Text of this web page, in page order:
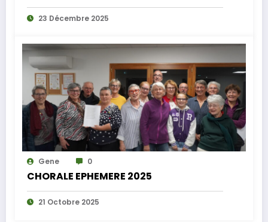
23 Décembre 2025
Gene 0
CHORALE EPHEMERE 2025
21 Octobre 2025